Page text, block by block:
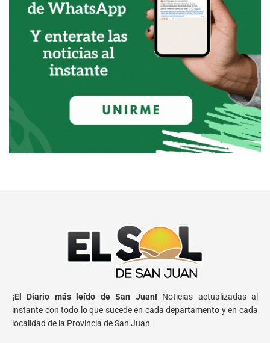
¡El Diario más leído de San Juan! Noticias actualizadas al
instante con todo lo que sucede en cada departamento y en cada
localidad de la Provincia de San Juan.